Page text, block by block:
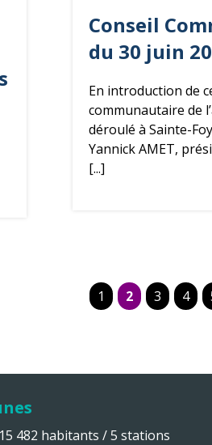
Conseil
du 30 juin
En introduction de
communautaire de
déroulé à Sainte-
Yannick AMET,
[...]
1 2 3 4
482 habitants / 5 stations